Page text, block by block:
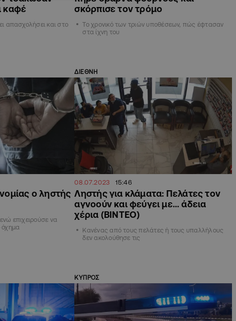
καφέ
απασχολήσει και στο
σκόρπισε τον τρόμο
Το χρονικό των τριών υποθέσεων, πώς έφτασαν
στα ίχνη του
ο ληστής
επιχειρούσε να
όχημα
ΔΙΕΘΝΗ
08.07.2023 15:46
Ληστής για κλάματα: Πελάτες τον
αγνοούν και φεύγει με… άδεια
χέρια (ΒΙΝΤΕΟ)
Κανένας από τους πελάτες ή τους υπαλλήλους
δεν ακολούθησε τις
ΚΥΠΡΟΣ